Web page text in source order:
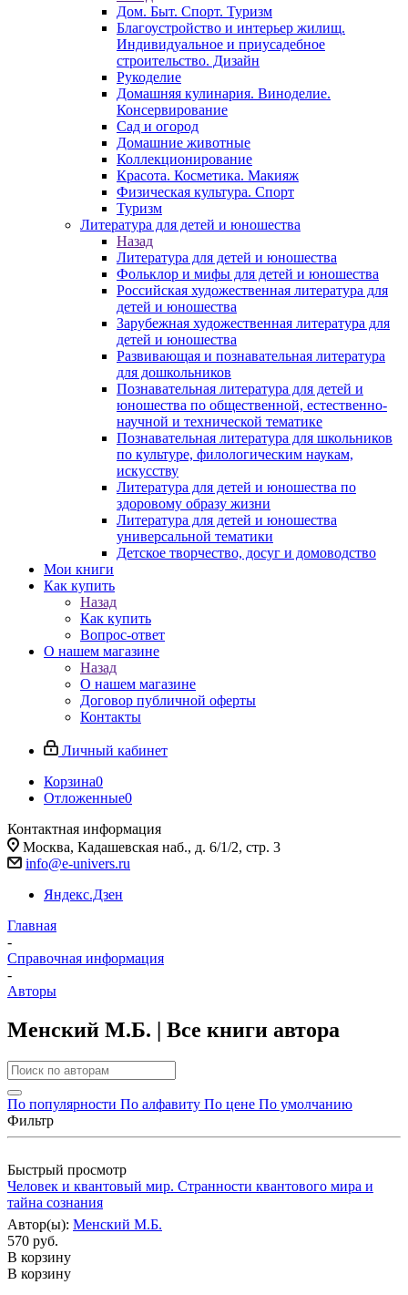
Дом. Быт. Спорт. Туризм
Благоустройство и интерьер жилищ.
Индивидуальное и приусадебное
строительство. Дизайн
Рукоделие
Домашняя кулинария. Виноделие.
Консервирование
Сад и огород
Домашние животные
Коллекционирование
Красота. Косметика. Макияж
Физическая культура. Спорт
Туризм
Литература для детей и юношества
Назад
Литература для детей и юношества
Фольклор и мифы для детей и юношества
Российская художественная литература для
детей и юношества
Зарубежная художественная литература для
детей и юношества
Развивающая и познавательная литература
для дошкольников
Познавательная литература для детей и
юношества по общественной, естественно-
научной и технической тематике
Познавательная литература для школьников
по культуре, филологическим наукам,
искусству
Литература для детей и юношества по
здоровому образу жизни
Литература для детей и юношества
универсальной тематики
Детское творчество, досуг и домоводство
Мои книги
Как купить
Назад
Как купить
Вопрос-ответ
О нашем магазине
Назад
О нашем магазине
Договор публичной оферты
Контакты
Личный кабинет
Корзина0
Отложенные0
Контактная информация
Москва, Кадашевская наб., д. 6/1/2, стр. 3
info@e-univers.ru
Яндекс.Дзен
Главная
-
Справочная информация
-
Авторы
Менский М.Б. | Все книги автора
По популярности По алфавиту По цене По умолчанию
Фильтр
Быстрый просмотр
Человек и квантовый мир. Странности квантового мира и
тайна сознания
Автор(ы): Менский М.Б.
570 руб.
В корзину
В корзину